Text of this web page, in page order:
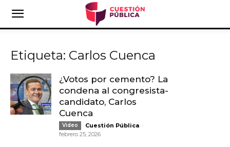
Etiqueta: Carlos Cuenca
¿Votos por cemento? La
condena al congresista-
candidato, Carlos
Cuenca
Video Cuestión Pública -
febrero 25, 2026